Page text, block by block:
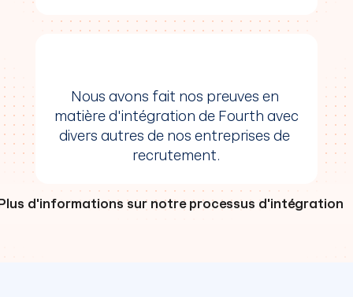
Nous avons fait nos preuves en
matière d'intégration de Fourth avec
divers autres de nos entreprises de
recrutement.
d'informations sur notre processus d'intégration
les flux de données et scénarios pour
5. Déploiement
Une fois que l'intégration a été testée et
approuvée, nous la déploierons en
production. Nous vous fournirons également
une formation sur l'utilisation de l'intégration
pourrait survenir.